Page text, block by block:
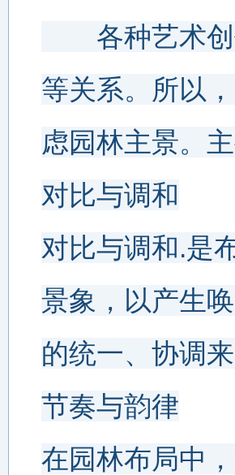
各种艺术创
等关系。所以
虑园林主景。
对比与调和
对比与调和.是
景象，以产生
的统一、协调来
节奏与韵律
在园林布局中